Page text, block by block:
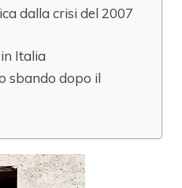
dalla crisi del 2007
Italia
sbando dopo il